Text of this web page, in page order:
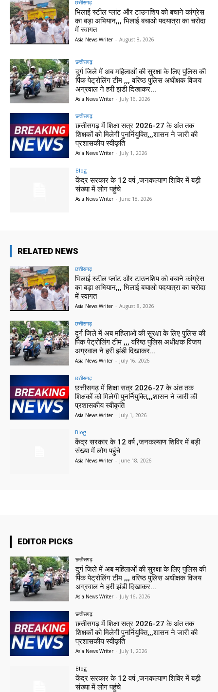
छत्तीसगढ़
भिलाई स्टील प्लांट और टाउनशिप को बचाने कांग्रेस
का बड़ा अभियान,,, भिलाई बचाओ पदयात्रा का चरोदा
में स्वागत
Asia News Writer - August 8, 2026
छत्तीसगढ़
दुर्ग जिले में अब महिलाओं की सुरक्षा के लिए पुलिस की
पिंक पेट्रोलिंग टीम ,,, वरिष्ठ पुलिस अधीक्षक विजय
अग्रवाल ने हरी झंडी दिखाकर...
Asia News Writer - July 16, 2026
छत्तीसगढ़
छत्तीसगढ़ में शिक्षा सत्र 2026-27 के अंत तक
शिक्षकों को मिलेगी पुनर्नियुक्ति,,,शासन ने जारी की
प्रशासकीय स्वीकृति
Asia News Writer - July 1, 2026
Blog
केंद्र सरकार के 12 वर्ष ,जनकल्याण शिविर में बड़ी
संख्या में लोग पहुंचे
Asia News Writer - June 18, 2026
RELATED NEWS
छत्तीसगढ़
भिलाई स्टील प्लांट और टाउनशिप को बचाने कांग्रेस
का बड़ा अभियान,,, भिलाई बचाओ पदयात्रा का चरोदा
में स्वागत
Asia News Writer - August 8, 2026
छत्तीसगढ़
दुर्ग जिले में अब महिलाओं की सुरक्षा के लिए पुलिस की
पिंक पेट्रोलिंग टीम ,,, वरिष्ठ पुलिस अधीक्षक विजय
अग्रवाल ने हरी झंडी दिखाकर...
Asia News Writer - July 16, 2026
छत्तीसगढ़
छत्तीसगढ़ में शिक्षा सत्र 2026-27 के अंत तक
शिक्षकों को मिलेगी पुनर्नियुक्ति,,,शासन ने जारी की
प्रशासकीय स्वीकृति
Asia News Writer - July 1, 2026
Blog
केंद्र सरकार के 12 वर्ष ,जनकल्याण शिविर में बड़ी
संख्या में लोग पहुंचे
Asia News Writer - June 18, 2026
EDITOR PICKS
छत्तीसगढ़
दुर्ग जिले में अब महिलाओं की सुरक्षा के लिए पुलिस की
पिंक पेट्रोलिंग टीम ,,, वरिष्ठ पुलिस अधीक्षक विजय
अग्रवाल ने हरी झंडी दिखाकर...
Asia News Writer - July 16, 2026
छत्तीसगढ़
छत्तीसगढ़ में शिक्षा सत्र 2026-27 के अंत तक
शिक्षकों को मिलेगी पुनर्नियुक्ति,,,शासन ने जारी की
प्रशासकीय स्वीकृति
Asia News Writer - July 1, 2026
Blog
केंद्र सरकार के 12 वर्ष ,जनकल्याण शिविर में बड़ी
संख्या में लोग पहुंचे